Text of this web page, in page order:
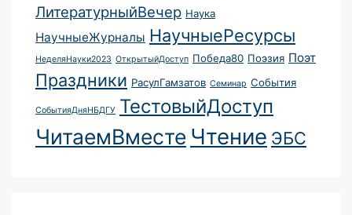
ЛитературныйВечер Наука
НаучныеЖурналы НаучныеРесурсы
НеделяНауки2023 ОткрытыйДоступ Победа80 Поэзия Поэт
Праздники РасулГамзатов Семинар События
СобытияДняНБДГУ ТестовыйДоступ
ЧитаемВместе Чтение ЭБС